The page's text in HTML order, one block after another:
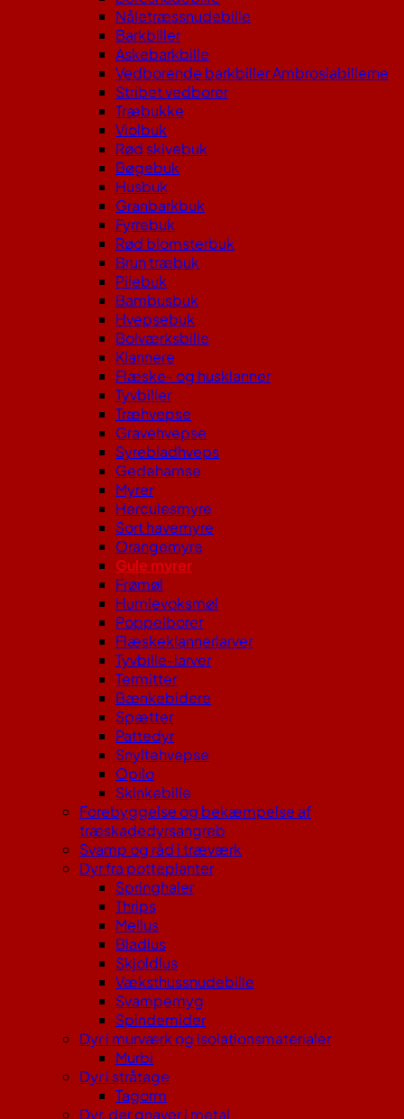
Nåletræssnudebille
Barkbiller
Askebarkbille
Vedborende barkbiller Ambrosiabillerne
Stribet vedborer
Træbukke
Violbuk
Rød skivebuk
Bøgebuk
Husbuk
Granbarkbuk
Fyrrebuk
Rød blomsterbuk
Brun træbuk
Pilebuk
Bambusbuk
Hvepsebuk
Bolværksbille
Klannere
Flæske- og husklanner
Tyvbiller
Træhvepse
Gravehvepse
Syrebladhveps
Gedehamse
Myrer
Herculesmyre
Sort havemyre
Orangemyre
Gule myrer
Frømøl
Humlevoksmøl
Poppelborer
Flæskeklannerlarver
Tyvbille-larver
Termitter
Bænkebidere
Spætter
Pattedyr
Snyltehvepse
Opilo
Skinkebille
Forebyggelse og bekæmpelse af
træskadedyrsangreb
Svamp og råd i træværk
Dyr fra potteplanter
Springhaler
Thrips
Mellus
Bladlus
Skjoldlus
Væksthussnudebille
Svampemyg
Spindemider
Dyr i murværk og isolationsmaterialer
Murbi
Dyr i stråtage
Tagorm
Dyr, der gnaver i metal